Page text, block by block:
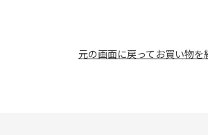
元の画面に戻ってお買い物を